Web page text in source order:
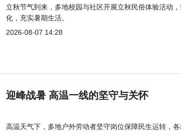
立秋节气到来，多地校园与社区开展立秋民俗体验活动
化，充实暑期生活。
2026-08-07 14:28
迎峰战暑 高温一线的坚守与关怀
高温天气下，多地户外劳动者坚守岗位保障民生运转，